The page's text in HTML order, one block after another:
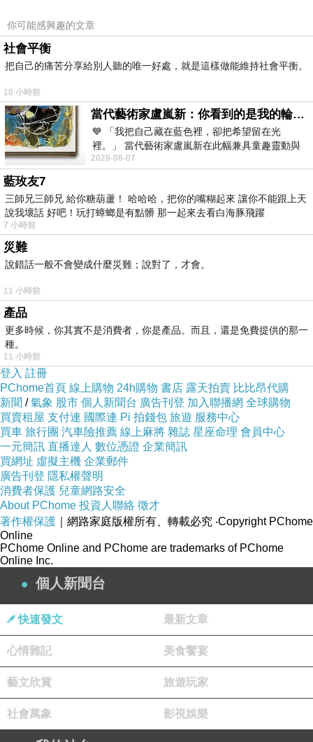
你可能感興趣的文章
社會平衡
把自己的痛苦分享給別人聽的唯一好處，就是這樣做能維持社會平衡。
10 小時前
當代藝術家盧嵐新：你看到的是我的輪廓，還是你的故事？——藏在藍色裡的希望與光
💙 「我把自己藏在藍色裡，卻把希望留在光
裡。」 當代藝術家盧嵐新在此幅兼具童趣靈動與
抽象韻味的新作中，用湛藍的羽翼般色塊包覆著
2026-08-07
藍玫友7
三師兄三師兄 給你糖葫蘆！ 哈哈哈，把你的嘴糊起來 讓你不能跟上天
說我壞話 好吧！玩打蟑螂是有點髒 那一起來去看白海豚飛躍
7 小時前
災難
說錯話一般不會變成什麼災難；說對了，才會。
11 小時前
產品
更多時候，你其實不是消費者，你是產品。而且，還是免費提供的那一
種。
11 小時前
登入 註冊
PChome首頁 線上購物 24h購物 書店 露天拍賣 比比昂代購
新聞 /氣象 股市 個人新聞台 廣告刊登 加入聯播網 全球購物
買賣租屋 支付連 國際連 Pi 拍錢包 旅遊 服務中心
買車 旅行團 汽車險推薦 線上麻將 雜誌 星座命理 會員中心
一元簡訊 直播達人 數位憑證 企業簡訊
買網址 虛擬主機 企業郵件
廣告刊登 隱私權聲明
消費者保護 兒童網路安全
About PChome 投資人聯絡 徵才
著作權保護 ｜網路家庭版權所有、轉載必究 ‧Copyright PChome
Online
PChome Online and PChome are trademarks of PChome
Online Inc.
個人新聞台
快速發文 最新文章
心情雜記 美食饗宴
藝文欣賞 旅遊玩家
社會萬象 影視娛樂